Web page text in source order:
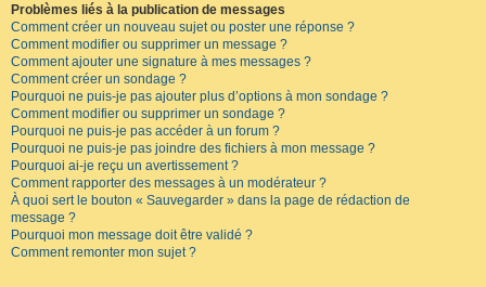
Problèmes liés à la publication de messages
Comment créer un nouveau sujet ou poster une réponse ?
Comment modifier ou supprimer un message ?
Comment ajouter une signature à mes messages ?
Comment créer un sondage ?
Pourquoi ne puis-je pas ajouter plus d’options à mon sondage ?
Comment modifier ou supprimer un sondage ?
Pourquoi ne puis-je pas accéder à un forum ?
Pourquoi ne puis-je pas joindre des fichiers à mon message ?
Pourquoi ai-je reçu un avertissement ?
Comment rapporter des messages à un modérateur ?
À quoi sert le bouton « Sauvegarder » dans la page de rédaction de
message ?
Pourquoi mon message doit être validé ?
Comment remonter mon sujet ?